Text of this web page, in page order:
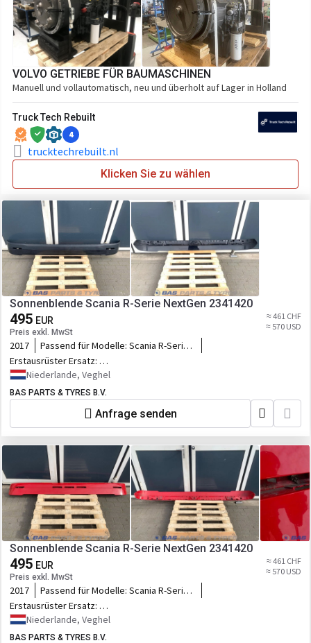
VOLVO GETRIEBE FÜR BAUMASCHINEN
Manuell und vollautomatisch, neu und überholt auf Lager in Holland
Truck Tech Rebuilt
4
trucktechrebuilt.nl
Klicken Sie zu wählen
Sonnenblende Scania R-Serie NextGen 2341420
495 EUR
Preis exkl. MwSt
≈ 461 CHF
≈ 570 USD
2017 Passend für Modelle: Scania R-Serie
NextGen
Erstausrüster Ersatz:
2341420,2977808,2541737,2341422,1.00277,1.00009
Niederlande, Veghel
BAS PARTS & TYRES B.V.
Anfrage senden
Sonnenblende Scania R-Serie NextGen 2341420
495 EUR
Preis exkl. MwSt
≈ 461 CHF
≈ 570 USD
2017 Passend für Modelle: Scania R-Serie
NextGen
Erstausrüster Ersatz:
2341420,2977808,2541737,2341422,1.00277,1.00009
Niederlande, Veghel
BAS PARTS & TYRES B.V.